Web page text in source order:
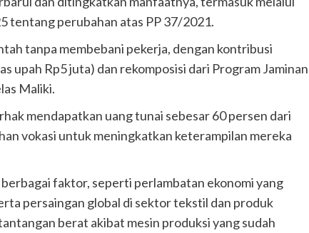
tentang perubahan atas PP 37/2021.
tanpa membebani pekerja, dengan kontribusi
upah Rp5 juta) dan rekomposisi dari Program Jaminan
Maliki.
mendapatkan uang tunai sebesar 60 persen dari
vokasi untuk meningkatkan keterampilan mereka
faktor, seperti perlambatan ekonomi yang
persaingan global di sektor tekstil dan produk
berat akibat mesin produksi yang sudah